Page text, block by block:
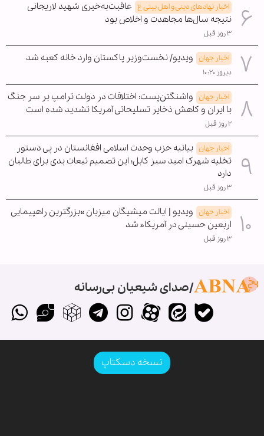
اخبار نهادهای دینی و اهل بیتی ع عاقبت‌به‌خیری شهید لاریجانی
نتیجه سال‌ها مجاهدت و اخلاص بود
۳ روز قبل
اخبار جهان ویدیو/ نخست‌وزیر پاکستان وارد خانه کعبه شد
دیروز ۱۰:۲۰
اخبار جهان واشنگتن‌پست: اختلافات در دولت ترامپ بر سر جنگ
با ایران و کاهش ذخایر تسلیحاتی آمریکا تشدید شده است
۲ روز قبل
اخبار جهان بیانیه حزب وحدت اسلامی افغانستان در پی دستور
تخلیه شهرک امید سبز کابل؛ این تصمیم تبعات بدی برای طالبان
دارد
۳ روز قبل
اخبار جهان ویدیو | ایالت میشیگان میزبان »بزرگترین راهپیمایی
اربعین حسینی در آمریکا« شد
۳ روز قبل
صدای شیعیان بی‌رسانه
نسخه دسکتاپ